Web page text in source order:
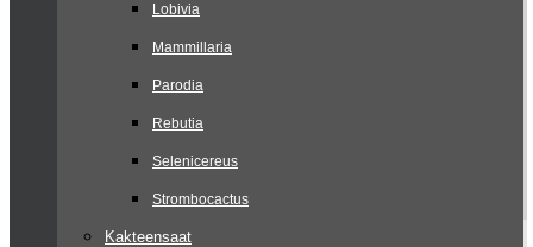
Lobivia
Mammillaria
Parodia
Rebutia
Selenicereus
Strombocactus
Kakteensaat